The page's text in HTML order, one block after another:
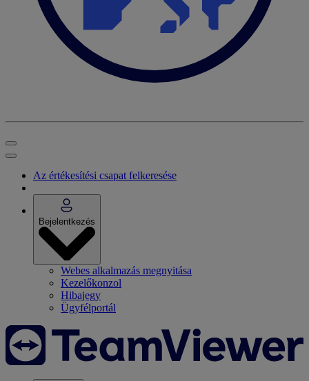
Az értékesítési csapat felkeresése
Bejelentkezés
Webes alkalmazás megnyitása
Kezelőkonzol
Hibajegy
Ügyfélportál